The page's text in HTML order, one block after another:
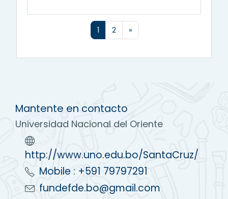
1 (actual)
2 »
Mantente en contacto
Universidad Nacional del Oriente
http://www.uno.edu.bo/SantaCruz/
Mobile : +591 79797291
fundefde.bo@gmail.com